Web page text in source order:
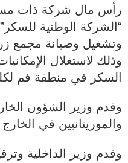
رأس مال شركة ذات
“الشركة الوطنية
وتشغيل وصيانة مجمع
وذلك لاستغلال
السكر في منطقة فم
وقدم وزير الشؤون
والموريتانيين في
وقدم وزير الداخلية